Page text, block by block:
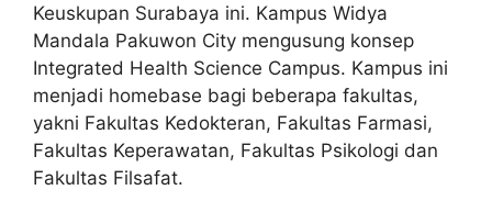
Keuskupan Surabaya ini. Kampus Widya
Mandala Pakuwon City mengusung konsep
Integrated Health Science Campus. Kampus ini
menjadi homebase bagi beberapa fakultas,
yakni Fakultas Kedokteran, Fakultas Farmasi,
Fakultas Keperawatan, Fakultas Psikologi dan
Fakultas Filsafat.